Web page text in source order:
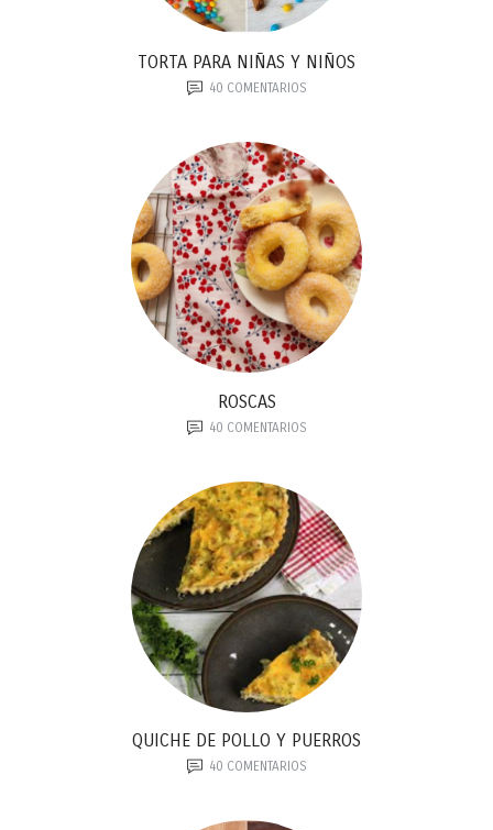
TORTA PARA NIÑAS Y NIÑOS
40COMENTARIOS
ROSCAS
40COMENTARIOS
QUICHE DE POLLO Y PUERROS
40COMENTARIOS